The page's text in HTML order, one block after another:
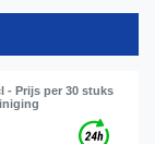
- Prijs per 30 stuks